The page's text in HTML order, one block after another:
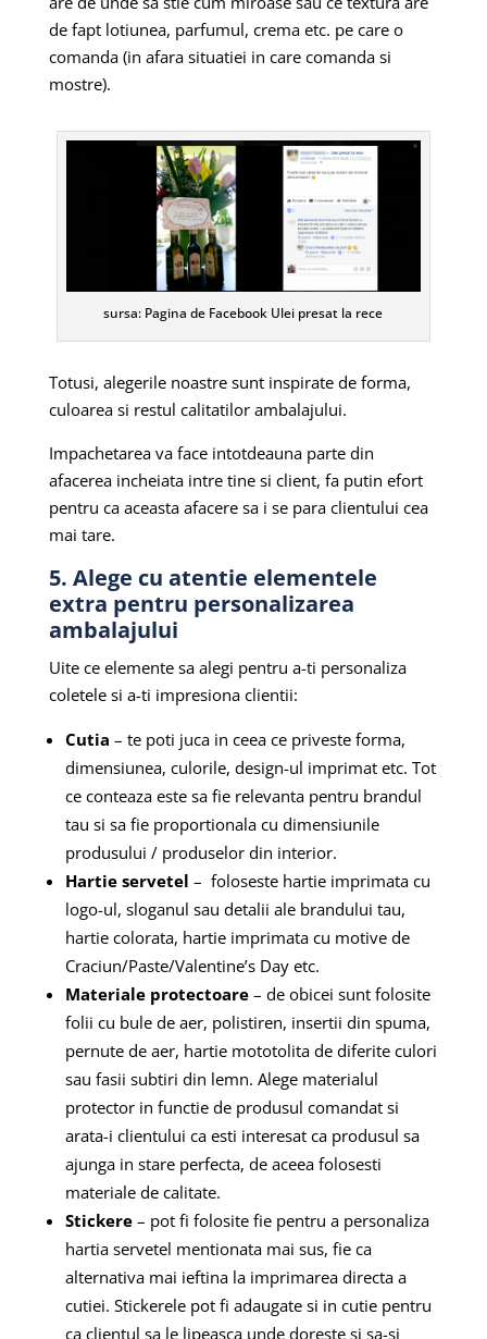
de fapt lotiunea, parfumul, crema etc. pe care o
comanda (in afara situatiei in care comanda si
mostre).
sursa: Pagina de Facebook Ulei presat la rece
Totusi, alegerile noastre sunt inspirate de forma,
culoarea si restul calitatilor ambalajului.
Impachetarea va face intotdeauna parte din
afacerea incheiata intre tine si client, fa putin efort
pentru ca aceasta afacere sa i se para clientului cea
mai tare.
5. Alege cu atentie elementele
extra pentru personalizarea
ambalajului
Uite ce elemente sa alegi pentru a-ti personaliza
coletele si a-ti impresiona clientii:
Cutia – te poti juca in ceea ce priveste forma,
dimensiunea, culorile, design-ul imprimat etc. Tot
ce conteaza este sa fie relevanta pentru brandul
tau si sa fie proportionala cu dimensiunile
produsului / produselor din interior.
Hartie servetel – foloseste hartie imprimata cu
logo-ul, sloganul sau detalii ale brandului tau,
hartie colorata, hartie imprimata cu motive de
Craciun/Paste/Valentine’s Day etc.
Materiale protectoare– de obicei sunt folosite
folii cu bule de aer, polistiren, insertii din spuma,
pernute de aer, hartie mototolita de diferite culori
sau fasii subtiri din lemn. Alege materialul
protector in functie de produsul comandat si
arata-i clientului ca esti interesat ca produsul sa
ajunga in stare perfecta, de aceea folosesti
materiale de calitate.
Stickere – pot fi folosite fie pentru a personaliza
hartia servetel mentionata mai sus, fie ca
alternativa mai ieftina la imprimarea directa a
cutiei. Stickerele pot fi adaugate si in cutie pentru
ca clientul sa le lipeasca unde doreste si sa-si